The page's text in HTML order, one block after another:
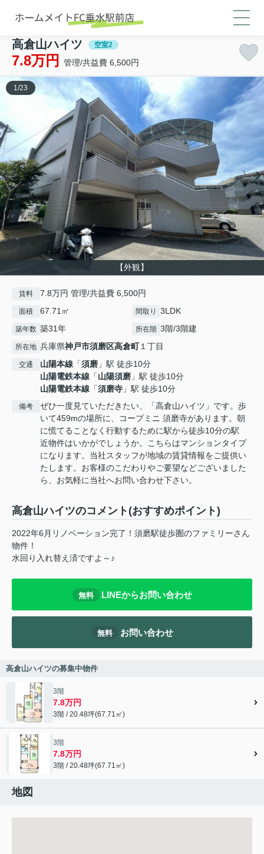
高倉山ハイツ 空室2
7.8万円 管理/共益費 6,500円
【外観】
1/23
賃料 7.8万円 管理/共益費 6,500円
面積 67.71㎡ 間取り 3LDK
築年数 築31年 所在階 3階/3階建
所在地 兵庫県神戸市須磨区高倉町１丁目
交通 山陽本線 「須磨 」駅 徒歩10分
山陽電鉄本線 「山陽須磨 」駅 徒歩10分
山陽電鉄本線 「須磨寺 」駅 徒歩10分
備考
ぜひ一度見ていただきたい、「高倉山ハイツ」です。歩
いて459mの場所に、コープミニ 須磨寺があります。朝
に慌てることなく行動するために駅から徒歩10分の駅
近物件はいかがでしょうか。こちらはマンションタイプ
になります。当社スタッフが地域の賃貸情報をご提供い
たします。お客様のこだわりやご要望などございました
ら、お気軽に当社へお問い合わせ下さい。
高倉山ハイツのコメント(おすすめポイント)
2022年6月リノベーション完了！須磨駅徒歩圏のファミリーさん
物件！
水回り入れ替え済ですよ～♪
無料 LINEからお問い合わせ
無料 お問い合わせ
高倉山ハイツの募集中物件
3階
7.8万円
3階 / 20.48坪(67.71㎡)
3階
7.8万円
3階 / 20.48坪(67.71㎡)
地図